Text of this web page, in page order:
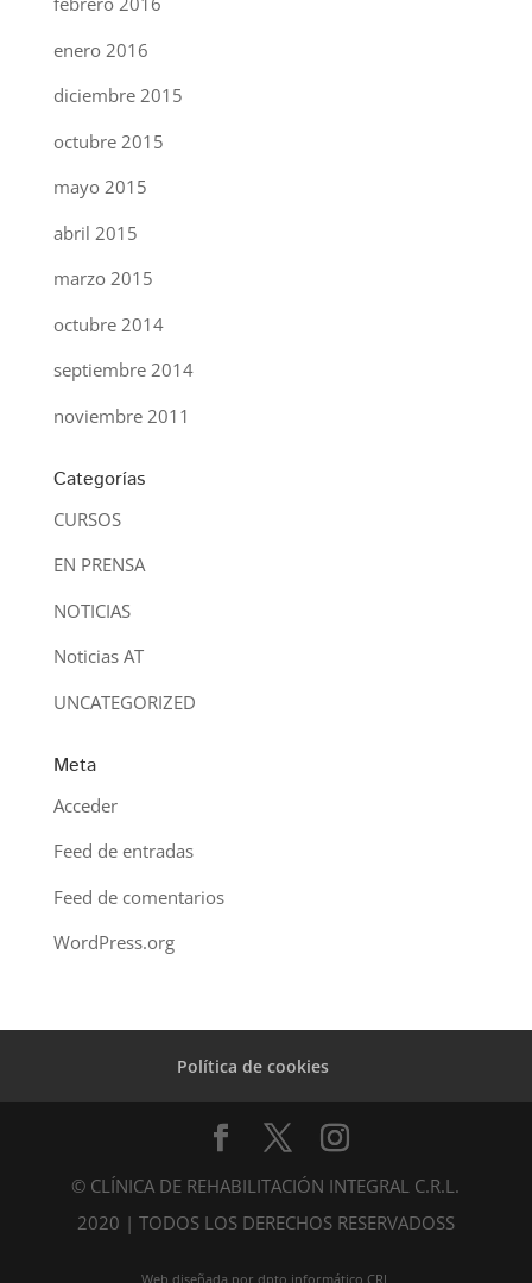
enero 2016
diciembre 2015
octubre 2015
mayo 2015
abril 2015
marzo 2015
octubre 2014
septiembre 2014
noviembre 2011
Categorías
CURSOS
EN PRENSA
NOTICIAS
Noticias AT
UNCATEGORIZED
Meta
Acceder
Feed de entradas
Feed de comentarios
WordPress.org
Política de cookies
© CLÍNICA DE REHABILITACIÓN INTEGRAL C.R.L.
2020 | TODOS LOS DERECHOS RESERVADOSS
Web diseñada por dpto informático CRL